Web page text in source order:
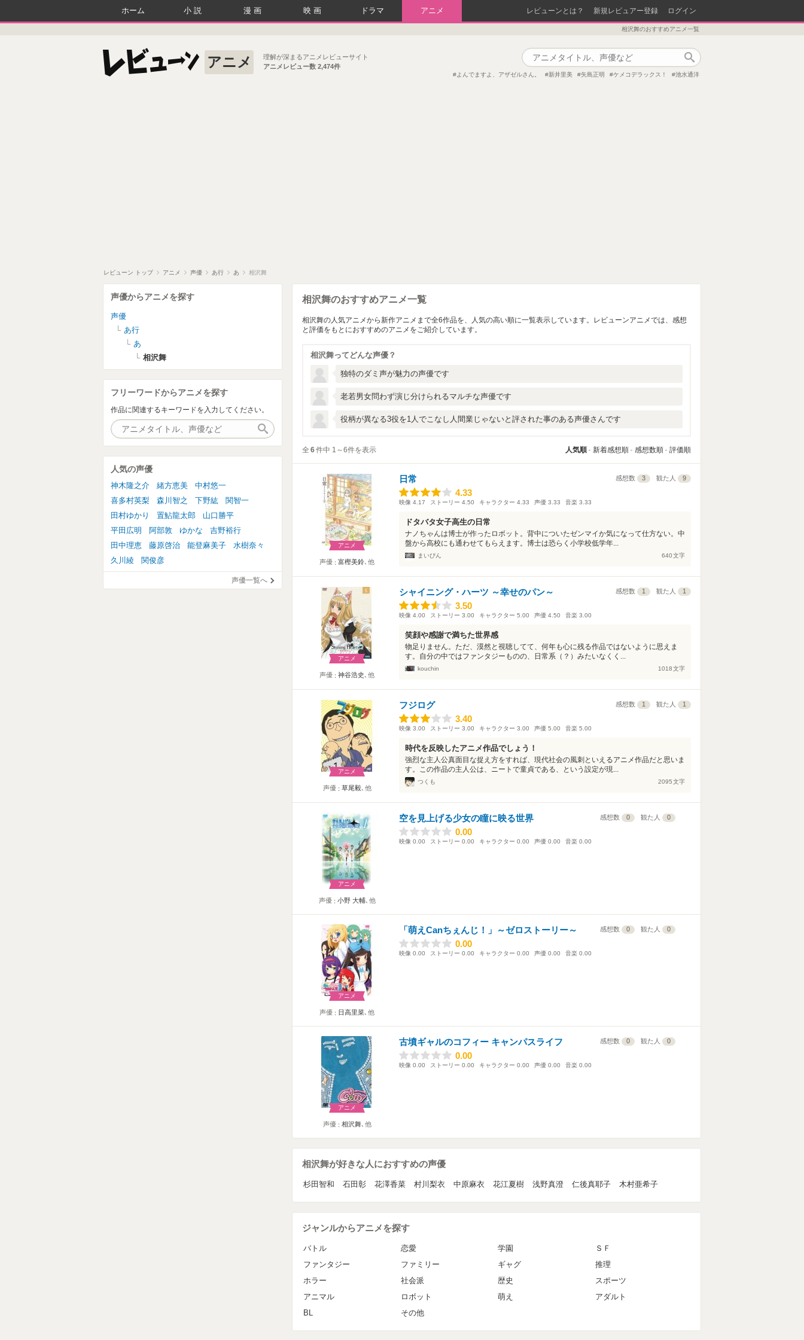
ホーム 小説 漫画 映画 ドラマ アニメ レビューンとは？ 新規レビュアー登録 ログイン
相沢舞のおすすめアニメ一覧
アニメ
理解が深まるアニメレビューサイト
アニメレビュー数 2,474件
よんでますよ、アザゼルさん。 新井里美 矢島正明 ケメコデラックス！ 池水通洋
レビューン トップ アニメ 声優 あ行 あ 相沢舞
相沢舞のおすすめアニメ一覧
相沢舞の人気アニメから新作アニメまで全6作品を、人気の高い順に一覧表示しています。レビューンアニメでは、感想
と評価をもとにおすすめのアニメをご紹介しています。
相沢舞ってどんな声優？
独特のダミ声が魅力の声優です
老若男女問わず演じ分けられるマルチな声優です
役柄が異なる3役を1人でこなし人間業じゃないと評された事のある声優さんです
全 6件中 1～6件を表示 人気順 新着感想順 感想数順 評価順
アニメ
声優 富樫美鈴､他
日常 感想数 3 観た人 9
4.33
4.33
映像 4.17 ストーリー 4.50 キャラクター 4.33 声優 3.33 音楽 3.33
ドタバタ女子高生の日常
ナノちゃんは博士が作ったロボット。背中についたゼンマイか気になって仕方ない。中
盤から高校にも通わせてもらえます。博士は恐らく小学校低学年...
まいぴん 640文字
アニメ
声優 神谷浩史､他
シャイニング・ハーツ ～幸せのパン～ 感想数 1 観た人 1
3.50
3.50
映像 4.00 ストーリー 3.00 キャラクター 5.00 声優 4.50 音楽 3.00
笑顔や感謝で満ちた世界感
物足りません。ただ、漠然と視聴してて、何年も心に残る作品ではないように思えま
す。自分の中ではファンタジーものの、日常系（？）みたいなくく...
kouchin 1018文字
アニメ
声優 草尾毅､他
フジログ 感想数 1 観た人 1
3.40
3.40
映像 3.00 ストーリー 3.00 キャラクター 3.00 声優 5.00 音楽 5.00
時代を反映したアニメ作品でしょう！
強烈な主人公真面目な捉え方をすれば、現代社会の風刺といえるアニメ作品だと思いま
す。この作品の主人公は、ニートで童貞である、という設定が現...
つくも 2095文字
アニメ
声優 小野 大輔､他
空を見上げる少女の瞳に映る世界 感想数 0 観た人 0
0.00
0.00
映像 0.00 ストーリー 0.00 キャラクター 0.00 声優 0.00 音楽 0.00
アニメ
声優 日高里菜､他
「萌えCanちぇんじ！」～ゼロストーリー～ 感想数 0 観た人 0
0.00
0.00
映像 0.00 ストーリー 0.00 キャラクター 0.00 声優 0.00 音楽 0.00
アニメ
声優 相沢舞､他
古墳ギャルのコフィー キャンパスライフ 感想数 0 観た人 0
0.00
0.00
映像 0.00 ストーリー 0.00 キャラクター 0.00 声優 0.00 音楽 0.00
相沢舞が好きな人におすすめの声優
杉田智和 石田彰 花澤香菜 村川梨衣 中原麻衣 花江夏樹 浅野真澄 仁後真耶子 木村亜希子
ジャンルからアニメを探す
バトル 恋愛 学園
ＳＦ
ファンタジー
ファミリー ギャグ
推理
ホラー
社会派 歴史
スポーツ
アニマル
ロボット 萌え
アダルト
BL
その他
声優からアニメを探す
声優
あ行
あ
相沢舞
フリーワードからアニメを探す
作品に関連するキーワードを入力してください。
作品検索
人気の声優
神木隆之介 緒方恵美
中村悠一
喜多村英梨
森川智之 下野紘
関智一
田村ゆかり
置鮎龍太郎
山口勝平
平田広明
阿部敦 ゆかな
吉野裕行
田中理恵
藤原啓治 能登麻美子
水樹奈々
久川綾
関俊彦
声優一覧へ